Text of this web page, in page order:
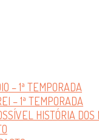
– 1ª TEMPORADA
– 1ª TEMPORADA
HISTÓRIA DOS